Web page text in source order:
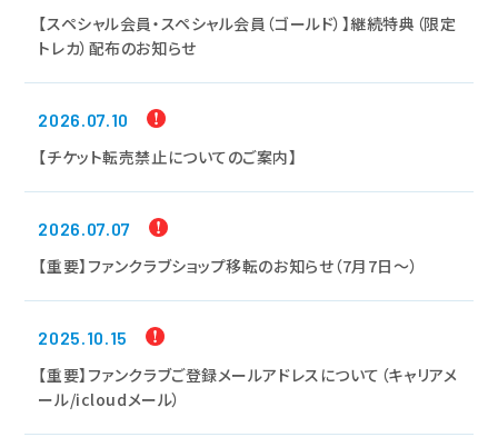
【スペシャル会員・スペシャル会員（ゴールド）】継続特典（限定
トレカ）配布のお知らせ
2026.07.10
【チケット転売禁止についてのご案内】
2026.07.07
【重要】ファンクラブショップ移転のお知らせ（7月7日～）
2025.10.15
【重要】ファンクラブご登録メールアドレスについて（キャリアメ
ール/icloudメール）